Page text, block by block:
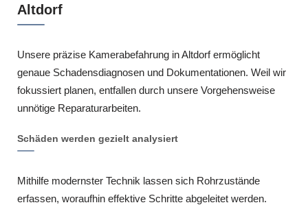
Altdorf
Unsere präzise Kamerabefahrung in Altdorf ermöglicht
genaue Schadensdiagnosen und Dokumentationen. Weil wir
fokussiert planen, entfallen durch unsere Vorgehensweise
unnötige Reparaturarbeiten.
Schäden werden gezielt analysiert
Mithilfe modernster Technik lassen sich Rohrzustände
erfassen, woraufhin effektive Schritte abgeleitet werden.